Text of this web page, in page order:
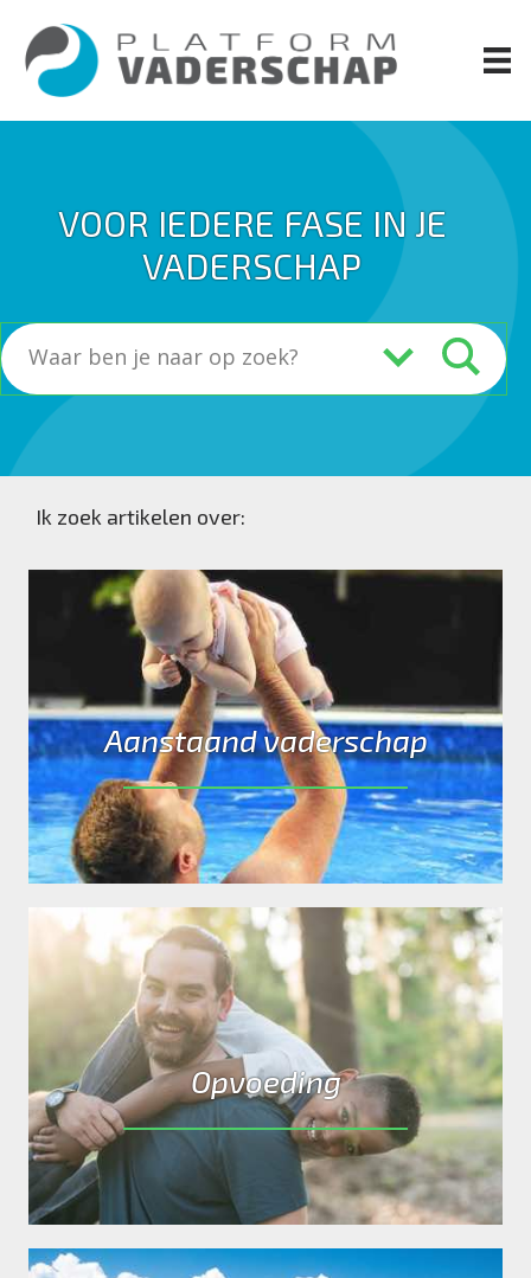
naar
hoofd
VOOR IEDERE FASE IN JE
VADERSCHAP
Ik zoek artikelen over:
Aanstaand vaderschap
Opvoeding